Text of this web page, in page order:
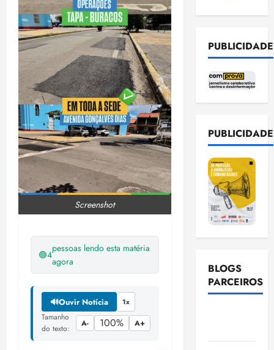
Screenshot
🟢4
pessoas lendo esta matéria
agora
🔊Ouvir Notícia 1x
Tamanho
do texto:
A- 100% A+
PUBLICIDADE
PUBLICIDADE
BLOGS
PARCEIROS